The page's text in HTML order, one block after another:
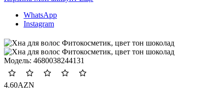
WhatsApp
Instagram
Модель: 4680038244131
4.60AZN